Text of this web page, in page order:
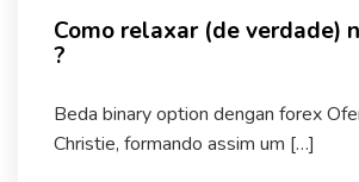
Como relaxar (de verdade)
?
Beda binary option dengan forex
Christie, formando assim um […]